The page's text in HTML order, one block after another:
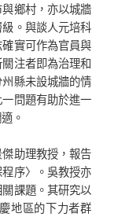
鄉村，亦以城牆
。與談人元培科
實可作為官員與
注者即為治理和
縣未設城牆的情
問題有助於進一
。
助理教授，報告
序〉。吳教授亦
課題。其研究以
地區的下力者群